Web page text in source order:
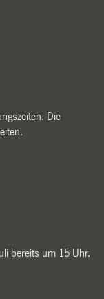
Die
bereits um 15 Uhr.